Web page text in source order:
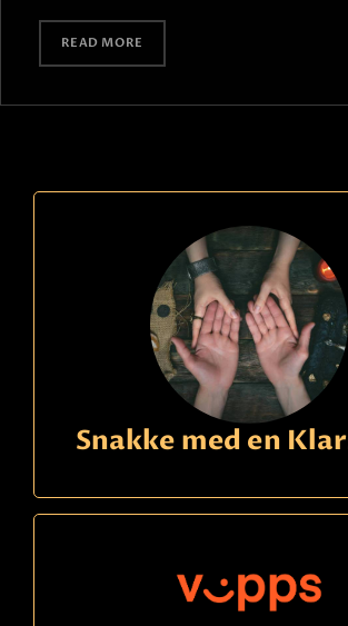
READ MORE
Snakke med en